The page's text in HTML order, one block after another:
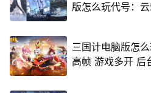
版怎么玩代号：
三国计电脑版怎
高帧 游戏多开 后